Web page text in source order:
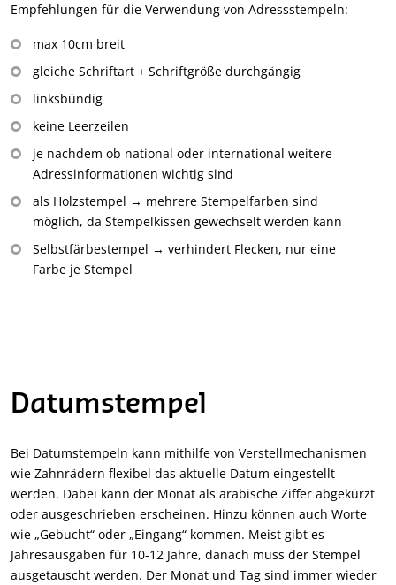
Empfehlungen für die Verwendung von Adressstempeln:
max 10cm breit
gleiche Schriftart + Schriftgröße durchgängig
linksbündig
keine Leerzeilen
je nachdem ob national oder international weitere
Adressinformationen wichtig sind
als Holzstempel → mehrere Stempelfarben sind
möglich, da Stempelkissen gewechselt werden kann
Selbstfärbestempel → verhindert Flecken, nur eine
Farbe je Stempel
Datumstempel
Bei Datumstempeln kann mithilfe von Verstellmechanismen
wie Zahnrädern flexibel das aktuelle Datum eingestellt
werden. Dabei kann der Monat als arabische Ziffer abgekürzt
oder ausgeschrieben erscheinen. Hinzu können auch Worte
wie „Gebucht“ oder „Eingang“ kommen. Meist gibt es
Jahresausgaben für 10-12 Jahre, danach muss der Stempel
ausgetauscht werden. Der Monat und Tag sind immer wieder